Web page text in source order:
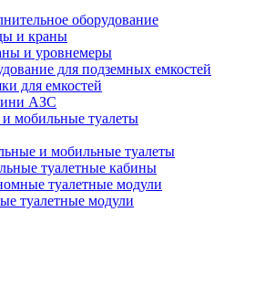
оборудование
и краны
и уровнемеры
для подземных емкостей
для емкостей
АЗС
мобильные туалеты
и мобильные туалеты
туалетные кабины
туалетные модули
туалетные модули